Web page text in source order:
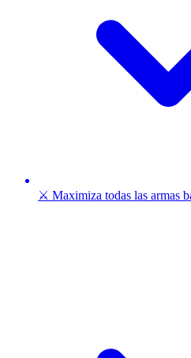
⚔️ Maximiza todas las armas